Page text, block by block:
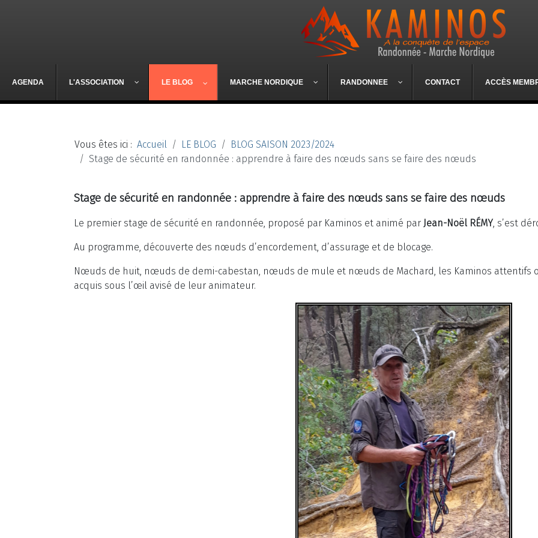
AGENDA L'ASSOCIATION LE BLOG MARCHE NORDIQUE RANDONNEE CONTACT ACCÈS
Vous êtes ici : Accueil LE BLOG
BLOG SAISON 2023/2024
Stage de sécurité en randonnée : apprendre à faire des nœuds sans se faire des nœuds
Stage de sécurité en randonnée : apprendre à faire des nœuds sans se faire des nœuds
Le premier stage de sécurité en randonnée, proposé par Kaminos et animé par Jean-Noël RÉMY, s’est
Au programme, découverte des nœuds d’encordement, d’assurage et de blocage.
Nœuds de huit, nœuds de demi-cabestan, nœuds de mule et nœuds de Machard, les Kaminos attentifs
acquis sous l’œil avisé de leur animateur.